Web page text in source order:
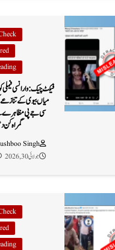
فیکٹ چیک: وارانسی
میاں بیوی کے تنازعے
سی جے پی مظاہرے
گمراہ کن
Singh
جولائی 30, 2026